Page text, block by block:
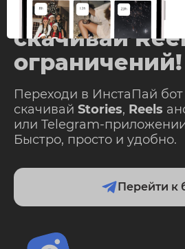
Смотри
скачивай
ограничений!
Переходи в ИнстаПай
скачивай Stories, Reels
или Telegram-
Быстро, просто и удобно.
Перейти к